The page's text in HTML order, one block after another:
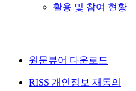
활용 및 참여 현황
원문뷰어 다운로드
RISS 개인정보 재동의